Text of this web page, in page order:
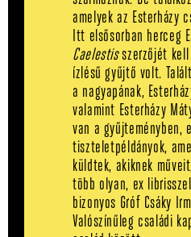
amelyek az Esterházy
Itt elsősorban herceg
Caelestisszerzőjét
ízlésű gyűjtő volt.
a nagyapának,
valamint Esterházy
van a gyűjteményben,
tiszteletpéldányok,
küldtek, akiknek
több olyan, ex
bizonyos Gróf Csáky
Valószínűleg családi